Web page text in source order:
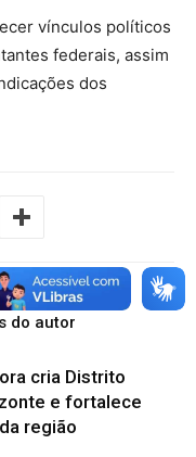
vínculos políticos
federais, assim
dos
do autor
cria Distrito
e fortalece
região